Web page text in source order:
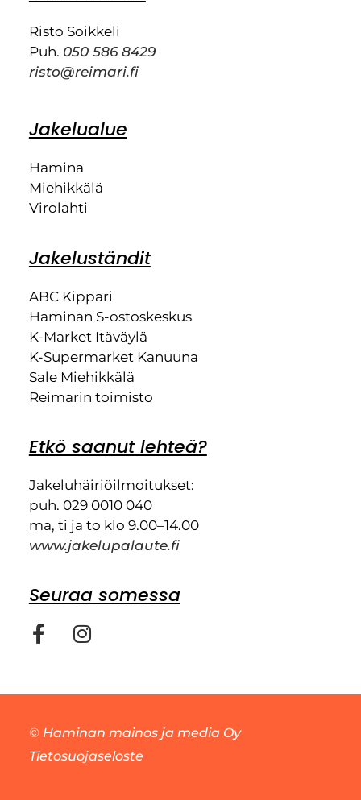
Risto Soikkeli
Puh. 050 586 8429
risto@reimari.fi
Jakelualue
Hamina
Miehikkälä
Virolahti
Jakeluständit
ABC Kippari
Haminan S-ostoskeskus
K-Market Itäväylä
K-Supermarket Kanuuna
Sale Miehikkälä
Reimarin toimisto
Etkö saanut lehteä?
Jakeluhäiriöilmoitukset:
puh. 029 0010 040
ma, ti ja to klo 9.00–14.00
www.jakelupalaute.fi
Seuraa somessa
© Haminan mainos ja media Oy
Tietosuojaseloste